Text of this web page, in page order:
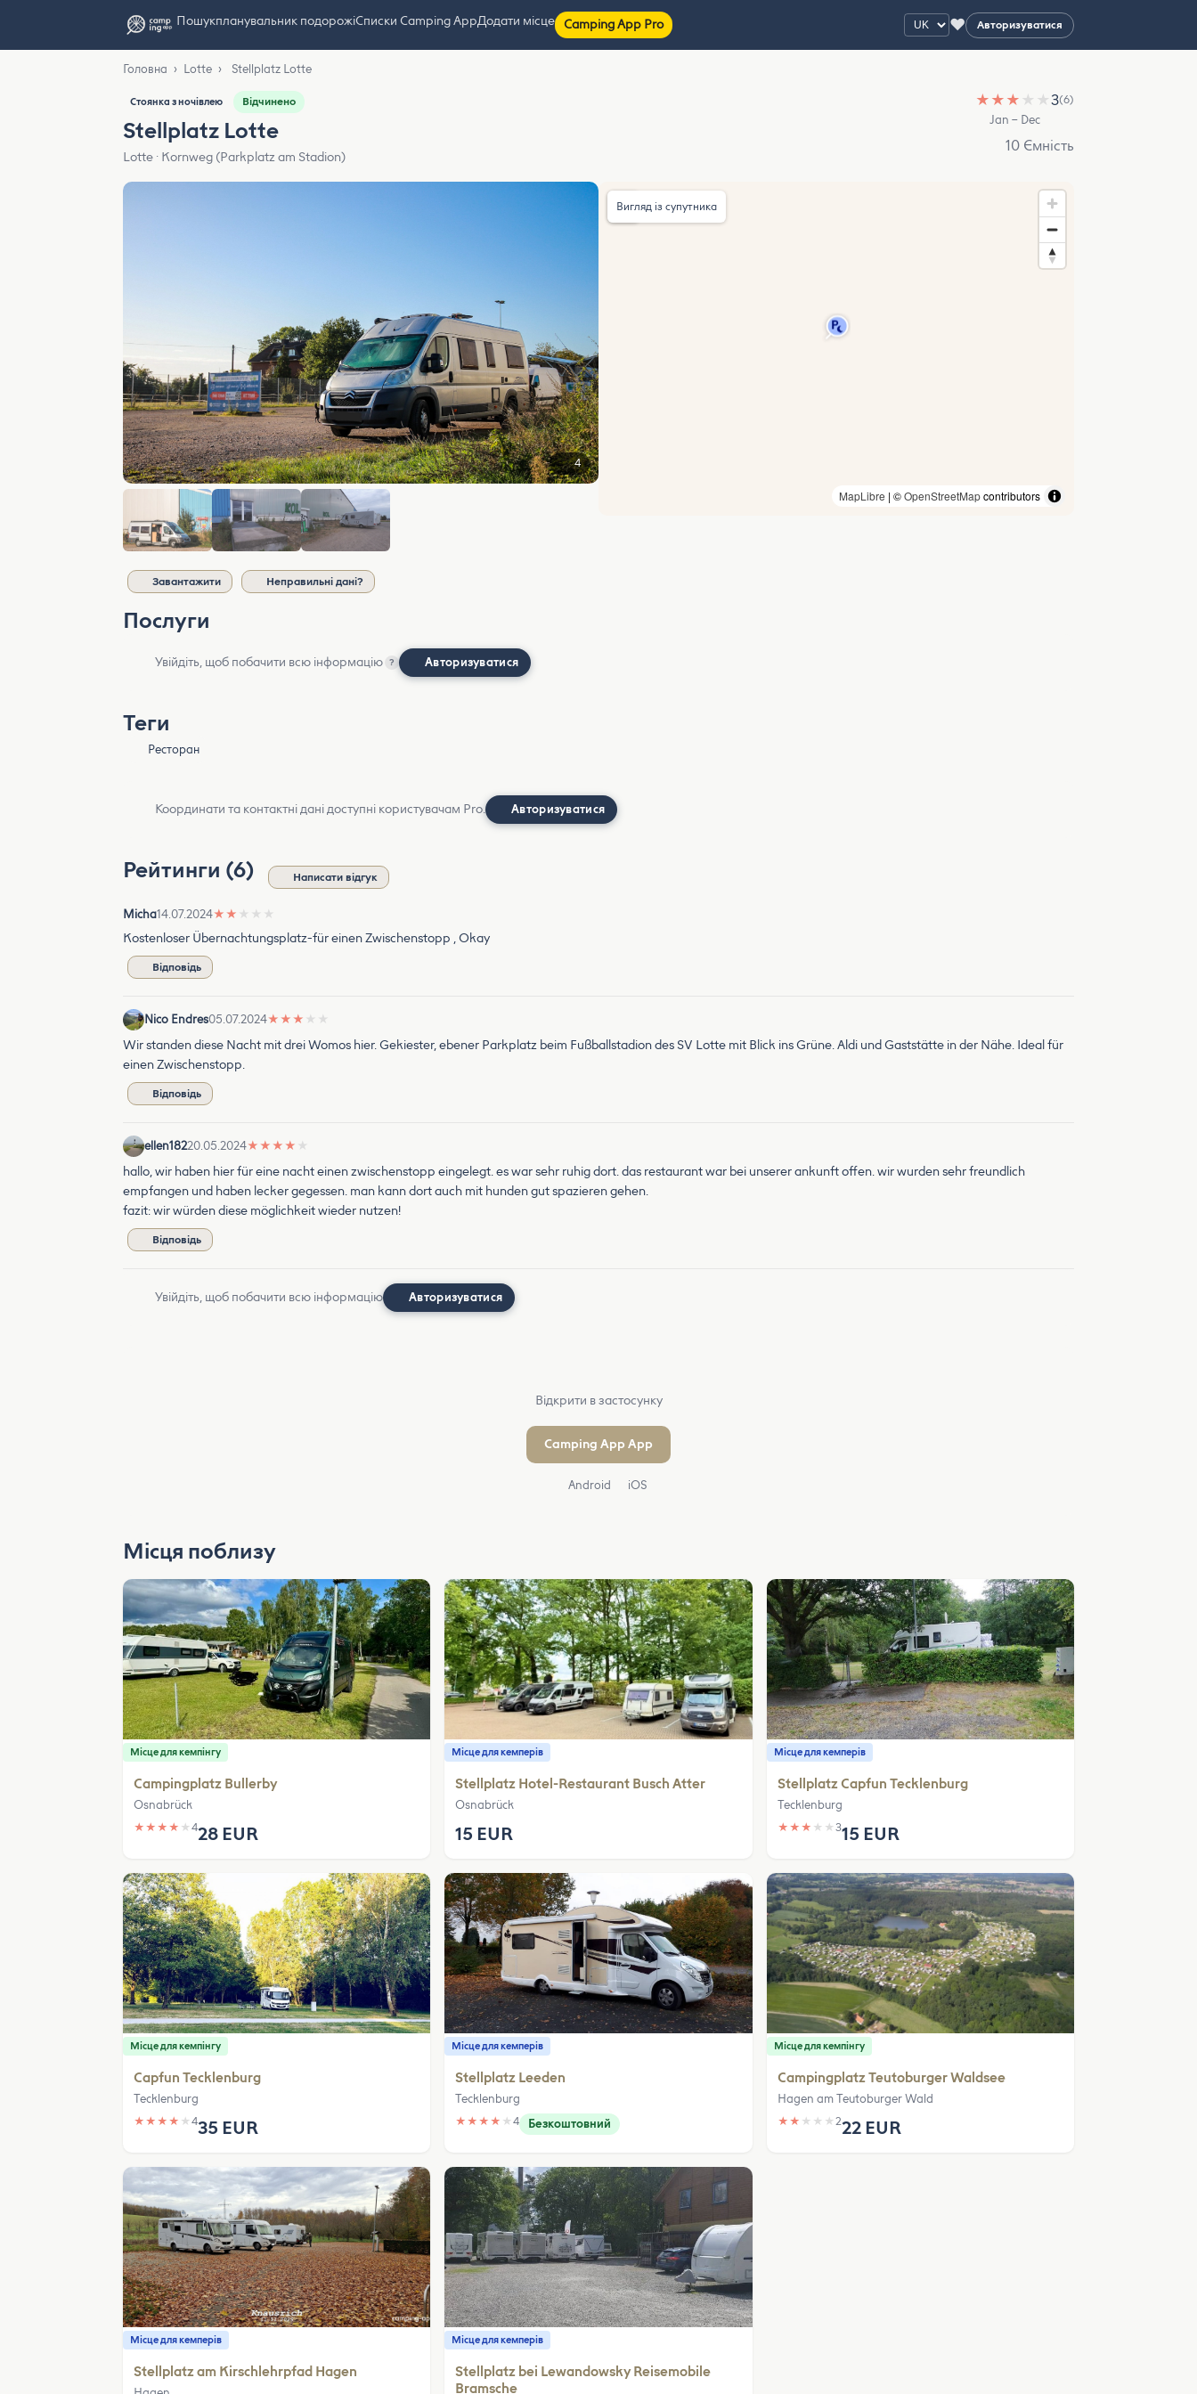
Пошукпланувальник подорожіСписки Camping AppДодати місце Camping App Pro ♥ Авторизуватися
Головна › Lotte › Stellplatz Lotte
Стоянка з ночівлею Відчинено
Stellplatz Lotte
Lotte · Kornweg (Parkplatz am Stadion)
★ ★ ★ ★ ★3(6)
Jan – Dec
10 Ємність
4
MapLibre | ©OpenStreetMapcontributors
Вигляд із супутника
Завантажити Неправильні дані?
Послуги
Увійдіть, щоб побачити всю інформацію ? Авторизуватися
Теги
Ресторан
Координати та контактні дані доступні користувачам Pro. Авторизуватися
Рейтинги (6) Написати відгук
Micha14.07.2024★ ★ ★ ★ ★
Kostenloser Übernachtungsplatz-für einen Zwischenstopp , Okay
Відповідь
Nico Endres05.07.2024★ ★ ★ ★ ★
Wir standen diese Nacht mit drei Womos hier. Gekiester, ebener Parkplatz beim Fußballstadion des SV Lotte mit Blick ins Grüne. Aldi und Gaststätte in der Nähe. Ideal für
einen Zwischenstopp.
Відповідь
ellen18220.05.2024★ ★ ★ ★ ★
hallo, wir haben hier für eine nacht einen zwischenstopp eingelegt. es war sehr ruhig dort. das restaurant war bei unserer ankunft offen. wir wurden sehr freundlich
empfangen und haben lecker gegessen. man kann dort auch mit hunden gut spazieren gehen.
fazit: wir würden diese möglichkeit wieder nutzen!
Відповідь
Увійдіть, щоб побачити всю інформацію Авторизуватися
Відкрити в застосунку
Camping App App
Android iOS
Місця поблизу
Місце для кемпінгу
Campingplatz Bullerby
Osnabrück
★ ★ ★ ★ ★ 428 EUR
Місце для кемперів
Stellplatz Hotel-Restaurant Busch Atter
Osnabrück
15 EUR
Місце для кемперів
Stellplatz Capfun Tecklenburg
Tecklenburg
★ ★ ★ ★ ★ 315 EUR
Місце для кемпінгу
Capfun Tecklenburg
Tecklenburg
★ ★ ★ ★ ★ 435 EUR
Місце для кемперів
Stellplatz Leeden
Tecklenburg
★ ★ ★ ★ ★4 Безкоштовний
Місце для кемпінгу
Campingplatz Teutoburger Waldsee
Hagen am Teutoburger Wald
★ ★ ★ ★ ★ 222 EUR
Місце для кемперів
Stellplatz am Kirschlehrpfad Hagen
Місце для кемперів
Stellplatz bei Lewandowsky Reisemobile
Bramsche